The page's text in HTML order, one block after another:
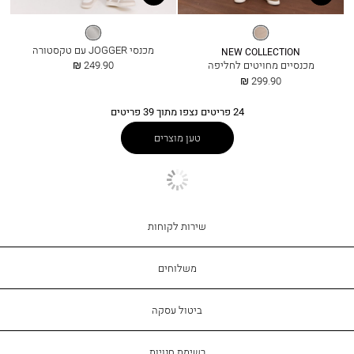
אבן
בהיר
NEW COLLECTION
מכנסיים מחויטים לחליפה
החל
299.90 ₪
טורקיז
מעושן
מכנסי JOGGER עם טקסטורה
החל
249.90 ₪
24 פריטים נצפו מתוך39 פריטים
טען מוצרים
שירות
לקוחות
שירות לקוחות
משלוחים
ביטול עסקה